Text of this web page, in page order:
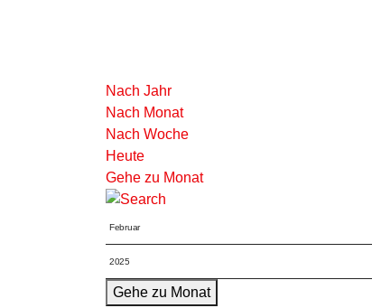
Nach Jahr
Nach Monat
Nach Woche
Heute
Gehe zu Monat
Gehe zu Monat